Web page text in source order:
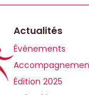
Actualités
Événements
Édition 2025